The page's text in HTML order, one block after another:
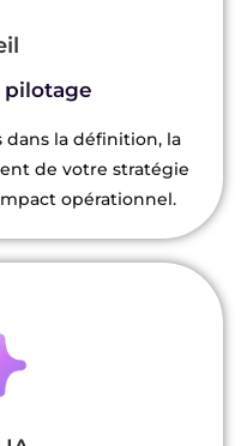
dans la définition, la
de votre stratégie
opérationnel.